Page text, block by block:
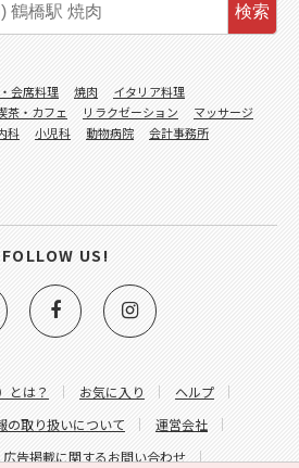
とは？ お気に入り
ヘルプ
の取り扱いについて
運営会社
広告掲載に関するお問い合わせ
検索
会席料理 焼肉
イタリア料理
茶・カフェ リラクゼーション
マッサージ
科 小児科 動物病院
会計事務所
FOLLOW US!